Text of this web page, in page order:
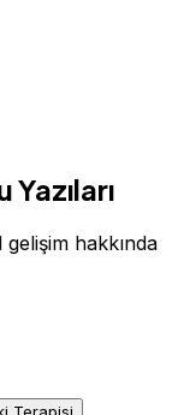
hakkında